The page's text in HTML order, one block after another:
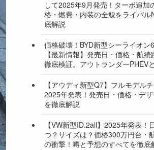
して2025年9月発売！ターボ追加
格・燃費・内装の全貌をライバル
底解説
価格破壊！BYD新型シーライオン
【最新情報】発売日・価格・航続
徹底検証。アウトランダーPHEV
【アウディ新型Q7】フルモデル
2025年発表！発売日・価格・デ
を徹底解説
【VW新型ID.2all】2025年発表！
つ？サイズは？価格300万円台・
の衝撃！噂と予想のすべてを徹底